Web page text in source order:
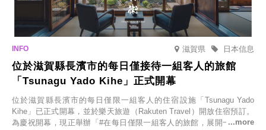
滋賀県 日本信息
位於滋賀縣長濱市的每日僅接待一組客人的旅館
「Tsunagu Yado Kihe」正式開幕
位於滋賀縣長濱市的每日僅限一組客人的住宿設施「Tsunagu Yado
Kihe」已正式開幕，並於樂天旅遊（Rakuten Travel）開放住宿預訂。
為慶祝開幕，現正舉辦「#在每日僅限一組客人的旅館，展開一生一次